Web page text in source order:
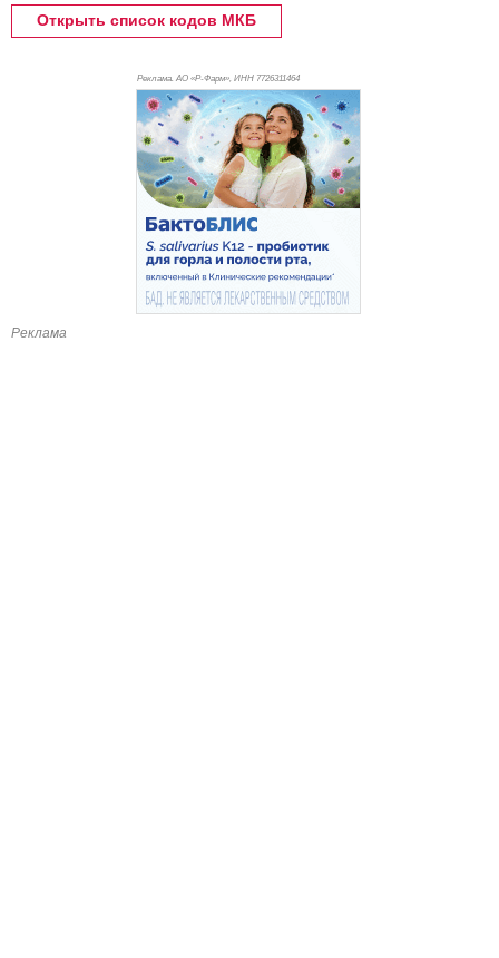
Открыть список кодов МКБ
Реклама. АО «Р-Фарм», ИНН 7726311464
Реклама